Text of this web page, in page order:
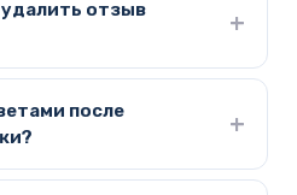
отзыв
после